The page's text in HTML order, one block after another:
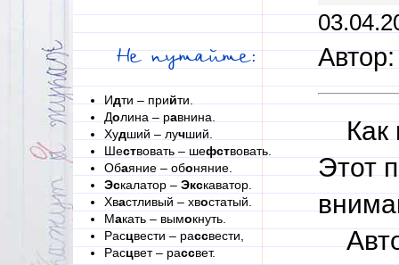
Не путайте:
Идти – прийти.
Долина – равнина.
Худший – лучший.
Шествовать – шефствовать.
Обаяние – обоняние.
Эскалатор – Экскаватор.
Хвастливый – хвостатый.
Макать – вымокнуть.
Расцвести – рассвести,
Расцвет – рассвет.
Как
Этот